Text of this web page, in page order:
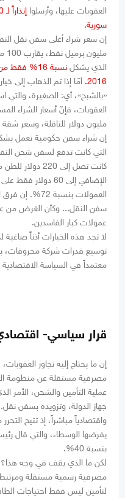
العقوبات عليها، وأرسلوا
سورية.
الذي يشكل
نسبة 16%
2016. أمّا إذا تم الذهاب إلى
«بالشبح»، أي: الصغيرة، والتي
مليون دولار للناقلة، وسعر
إن شراء سفن حكومية تعمل
التي كانت تدفع لسفن شحن
كانت تصل إلى
الإضافي إلى 60
العمولات
سفن النقل... وكأن الغرض من
عمولات كبار الفاسدين.
لا تجد هذه الخيارات أذناً
توسيع قدرات شركة محروقات،
معتمداً في السياسة الاقتصادية
قرار سياسي-
إن ما يحتاج إليه تجاوز
مصرفية مستقلة عن منظومة
عملية التأمين والشحن،
جهاز الدولة، وتزويده بسفن نقل.
واقتصادياً مباشراً، إذ تتيح
يفرضها الوسطاء، والتي قال
بنسبة 40%.
لكن ما الذي يقف في وجه
مصرفية رسمية مستقلة
لتأمين ليس فقط احتياجات